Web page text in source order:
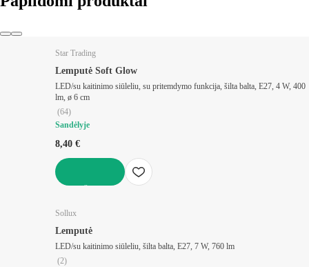
Star Trading
Lemputė Soft Glow
LED/su kaitinimo siūleliu, su pritemdymo funkcija, šilta balta, E27, 4 W, 400
lm, ø 6 cm
(64)
Sandėlyje
8,40 €
Sollux
Lemputė
LED/su kaitinimo siūleliu, šilta balta, E27, 7 W, 760 lm
(2)